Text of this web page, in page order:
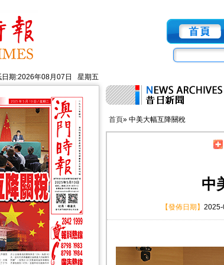
日期:2026年08月07日 星期五
首頁» 中美大幅互降關稅
中
【發佈日期】 2025-